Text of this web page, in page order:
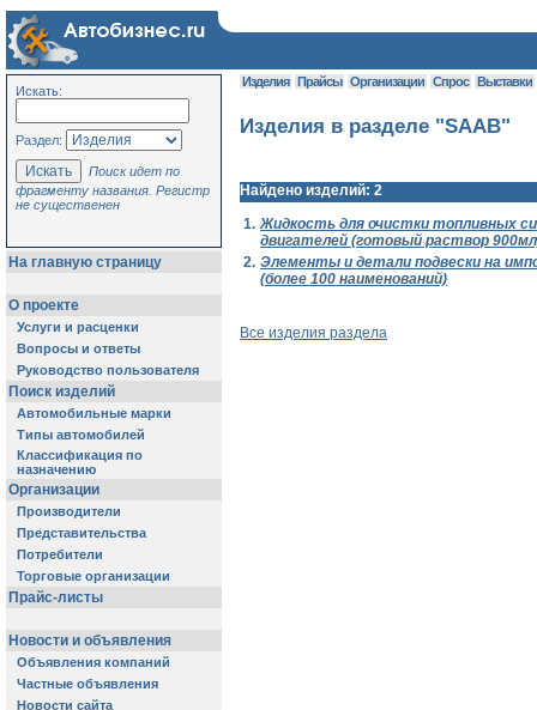
Искать:
Раздел:
Поиск идет по
фрагменту названия. Регистр
не существенен
На главную страницу
О проекте
Услуги и расценки
Вопросы и ответы
Руководство пользователя
Поиск изделий
Автомобильные марки
Типы автомобилей
Классификация по
назначению
Организации
Производители
Представительства
Потребители
Торговые организации
Прайс-листы
Новости и объявления
Объявления компаний
Частные объявления
Новости сайта
Изделия Прайсы Организации Спрос Выставки
Изделия в разделе "SAAB"
Найдено изделий: 2
1. Жидкость для очистки топливных
двигателей (готовый раствор
2. Элементы и детали подвески на
(более 100 наименований)
Все изделия раздела